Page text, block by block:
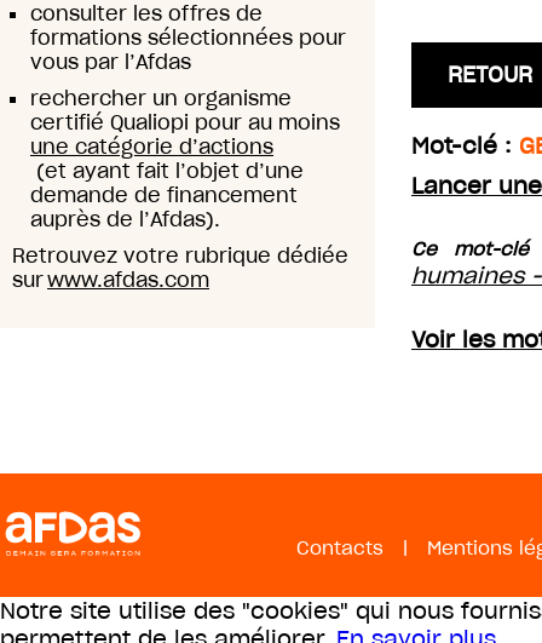
consulter les offres de
formations sélectionnées pour
vous par l’Afdas
rechercher un organisme
certifié Qualiopi pour au moins
une catégorie d’actions
(et ayant fait l’objet d’une
demande de financement
auprès de l’Afdas).
Retrouvez votre rubrique dédiée
surwww.afdas.com
RETOUR
Mot-clé :
Lancer
Ce mot-
humaines
Voir les
Contacts | Mentions
Notre site utilise des "cookies" qui nous